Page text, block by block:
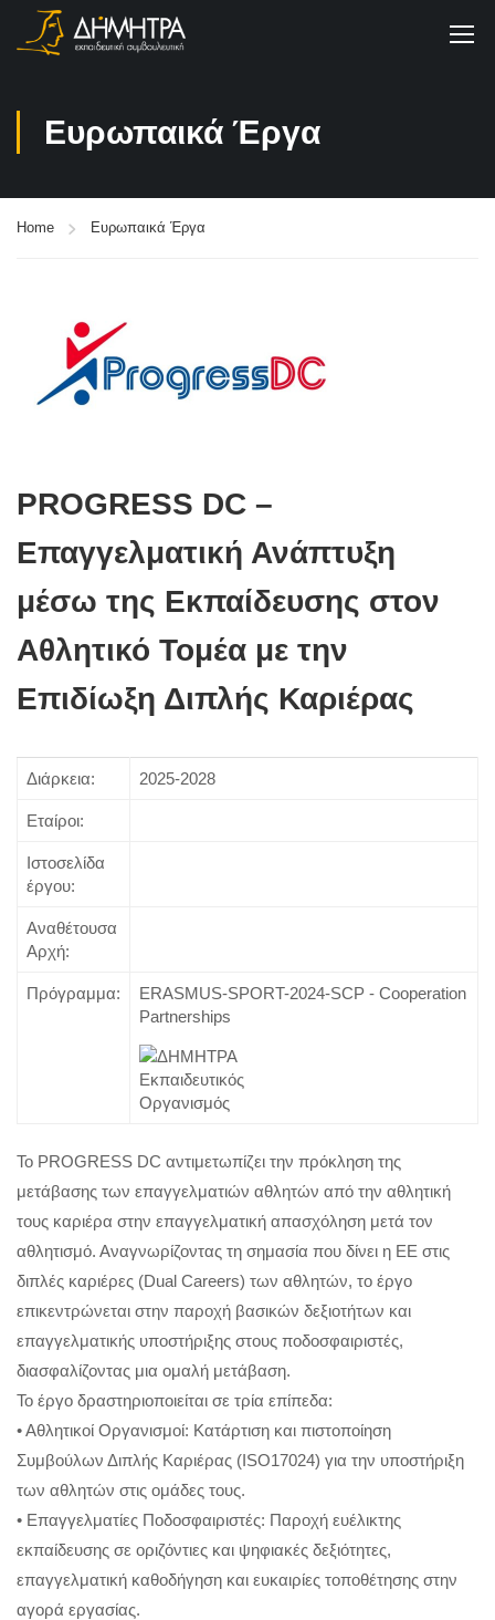
Ευρωπαικά Έργα
Home Ευρωπαικά Έργα
PROGRESS DC –
Επαγγελματική Ανάπτυξη
μέσω της Εκπαίδευσης στον
Αθλητικό Τομέα με την
Επιδίωξη Διπλής Καριέρας
Διάρκεια: 2025-2028
Εταίροι:
Ιστοσελίδα
έργου:
Αναθέτουσα
Αρχή:
Πρόγραμμα:
ERASMUS-SPORT-2024-SCP - Cooperation
Partnerships
Το PROGRESS DC αντιμετωπίζει την πρόκληση της
μετάβασης των επαγγελματιών αθλητών από την αθλητική
τους καριέρα στην επαγγελματική απασχόληση μετά τον
αθλητισμό. Αναγνωρίζοντας τη σημασία που δίνει η ΕΕ στις
διπλές καριέρες (Dual Careers) των αθλητών, το έργο
επικεντρώνεται στην παροχή βασικών δεξιοτήτων και
επαγγελματικής υποστήριξης στους ποδοσφαιριστές,
διασφαλίζοντας μια ομαλή μετάβαση.
Το έργο δραστηριοποιείται σε τρία επίπεδα:
• Αθλητικοί Οργανισμοί: Κατάρτιση και πιστοποίηση
Συμβούλων Διπλής Καριέρας (ISO17024) για την υποστήριξη
των αθλητών στις ομάδες τους.
• Επαγγελματίες Ποδοσφαιριστές: Παροχή ευέλικτης
εκπαίδευσης σε οριζόντιες και ψηφιακές δεξιότητες,
επαγγελματική καθοδήγηση και ευκαιρίες τοποθέτησης στην
αγορά εργασίας.